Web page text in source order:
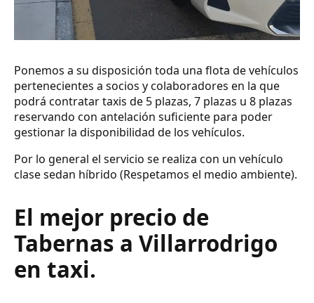
Ponemos a su disposición toda una flota de vehículos
pertenecientes a socios y colaboradores en la que
podrá contratar taxis de 5 plazas, 7 plazas u 8 plazas
reservando con antelación suficiente para poder
gestionar la disponibilidad de los vehículos.
Por lo general el servicio se realiza con un vehículo
clase sedan híbrido (Respetamos el medio ambiente).
El mejor precio de
Tabernas a Villarrodrigo
en taxi.